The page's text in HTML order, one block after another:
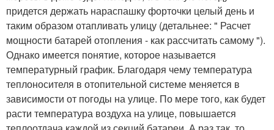
придется держать нараспашку форточки целый день и
таким образом отапливать улицу (детальнее: " Расчет
мощности батарей отопления - как рассчитать самому ").
Однако имеется понятие, которое называется
температурный график. Благодаря чему температура
теплоносителя в отопительной системе меняется в
зависимости от погоды на улице. По мере того, как будет
расти температура воздуха на улице, повышается